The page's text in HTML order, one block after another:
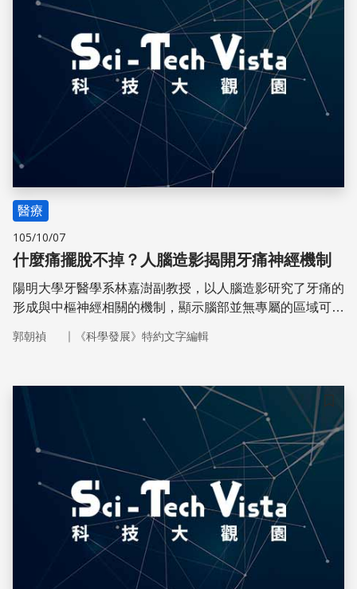
醫療
105/10/07
什麼痛擺脫不掉？人腦造影揭開牙痛神經機制
陽明大學牙醫學系林嘉澍副教授，以人腦造影研究了牙痛的
形成與中樞神經相關的機制，顯示腦部並無專屬的區域可對
郭朝禎 ｜ 《科學發展》特約文字編輯
儲存